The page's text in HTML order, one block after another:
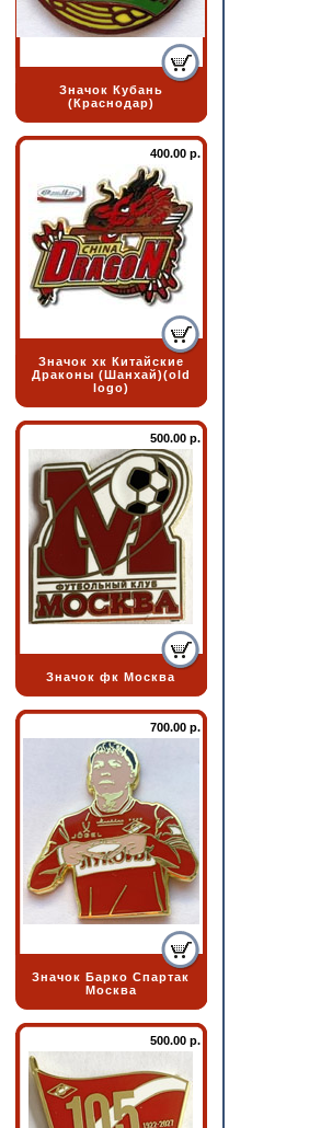
Значок Кубань
(Краснодар)
400.00 р.
Значок хк Китайские
Драконы (Шанхай)(old
logo)
500.00 р.
Значок фк Москва
700.00 р.
Значок Барко Спартак
Москва
500.00 р.